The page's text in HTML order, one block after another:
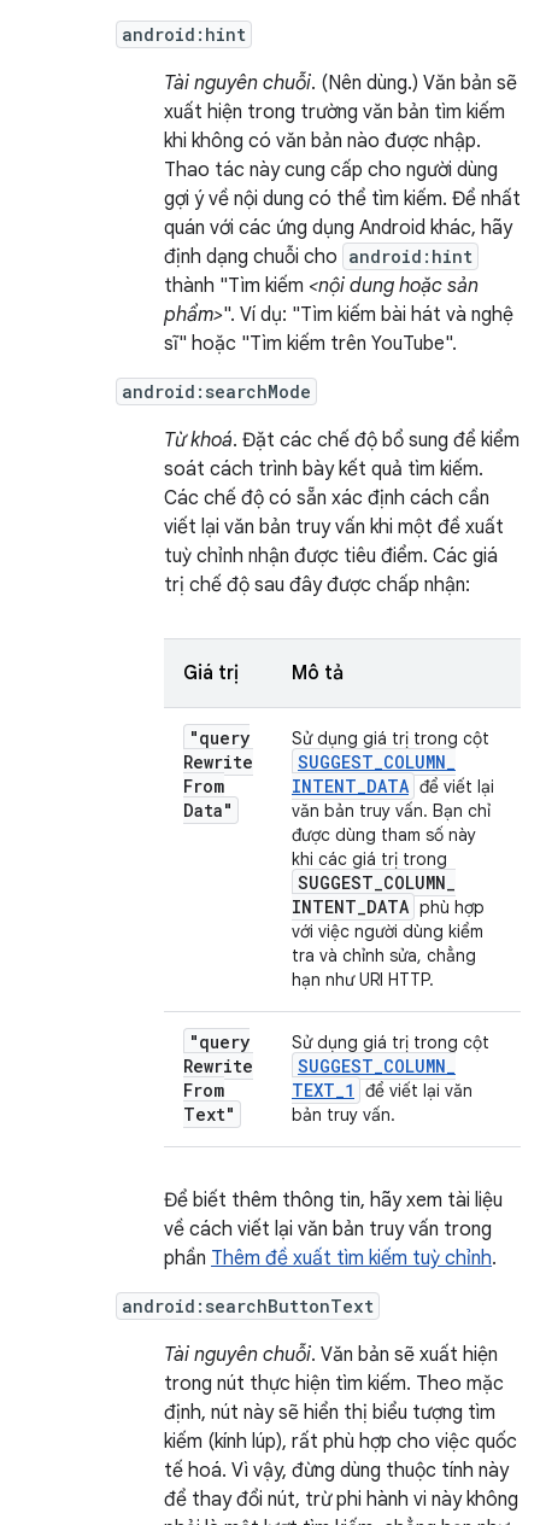
android:hint
Tài nguyên chuỗi. (Nên dùng.) Văn bản sẽ
xuất hiện trong trường văn bản tìm kiếm
khi không có văn bản nào được nhập.
Thao tác này cung cấp cho người dùng
gợi ý về nội dung có thể tìm kiếm. Để nhất
quán với các ứng dụng Android khác, hãy
định dạng chuỗi cho android:hint
thành "Tìm kiếm <nội dung hoặc sản
phẩm>". Ví dụ: "Tìm kiếm bài hát và nghệ
sĩ" hoặc "Tìm kiếm trên YouTube".
android:searchMode
Từ khoá. Đặt các chế độ bổ sung để kiểm
soát cách trình bày kết quả tìm kiếm.
Các chế độ có sẵn xác định cách cần
viết lại văn bản truy vấn khi một đề xuất
tuỳ chỉnh nhận được tiêu điểm. Các giá
trị chế độ sau đây được chấp nhận:
Giá trị Mô tả
"query
Rewrite
From
Data"
Sử dụng giá trị trong cột
SUGGEST_COLUMN_
INTENT_DATA để viết lại
văn bản truy vấn. Bạn chỉ
được dùng tham số này
khi các giá trị trong
SUGGEST_COLUMN_
INTENT_DATA phù hợp
với việc người dùng kiểm
tra và chỉnh sửa, chẳng
hạn như URI HTTP.
"query
Rewrite
From
Text"
Sử dụng giá trị trong cột
SUGGEST_COLUMN_
TEXT_1
để viết lại văn
bản truy vấn.
Để biết thêm thông tin, hãy xem tài liệu
về cách viết lại văn bản truy vấn trong
phần Thêm đề xuất tìm kiếm tuỳ chỉnh.
android:searchButtonText
Tài nguyên chuỗi. Văn bản sẽ xuất hiện
trong nút thực hiện tìm kiếm. Theo mặc
định, nút này sẽ hiển thị biểu tượng tìm
kiếm (kính lúp), rất phù hợp cho việc quốc
tế hoá. Vì vậy, đừng dùng thuộc tính này
để thay đổi nút, trừ phi hành vi này không